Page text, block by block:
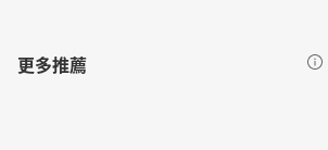
更多推薦